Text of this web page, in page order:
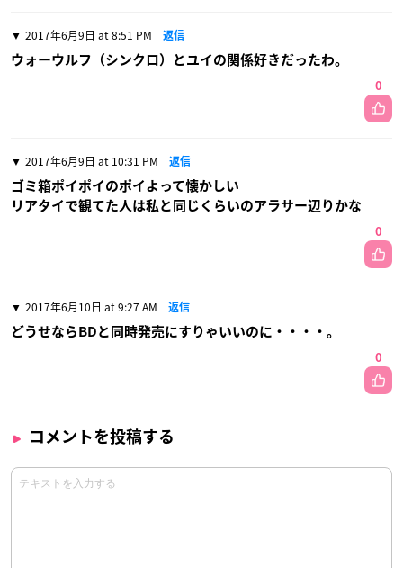
2017年6月9日 at 8:51 PM 返信
ウォーウルフ（シンクロ）とユイの関係好きだったわ。
0
2017年6月9日 at 10:31 PM 返信
ゴミ箱ポイポイのポイよって懐かしい
リアタイで観てた人は私と同じくらいのアラサー辺りかな
0
2017年6月10日 at 9:27 AM 返信
どうせならBDと同時発売にすりゃいいのに・・・・。
0
コメントを投稿する